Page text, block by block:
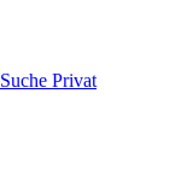
Suche Privat